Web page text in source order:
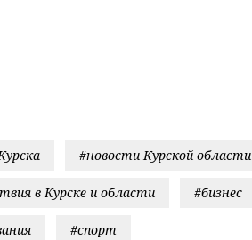
#новости Курской области
в Курске и области #бизнес
#спорт